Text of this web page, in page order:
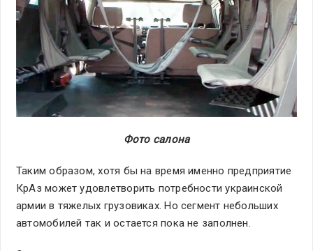
Фото салона
Таким образом, хотя бы на время именно предприятие
КрАз может удовлетворить потребности украинской
армии в тяжелых грузовиках. Но сегмент небольших
автомобилей так и остается пока не заполнен.